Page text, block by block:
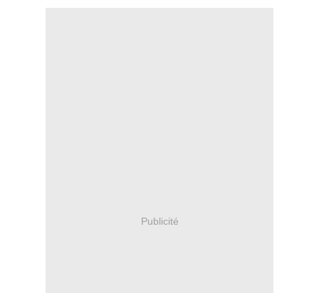
Publicité